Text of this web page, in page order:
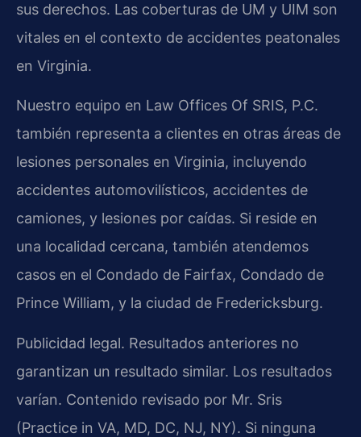
sus derechos. Las coberturas de UM y UIM son
vitales en el contexto de accidentes peatonales
en Virginia.
Nuestro equipo en Law Offices Of SRIS, P.C.
también representa a clientes en otras áreas de
lesiones personales en Virginia, incluyendo
accidentes automovilísticos, accidentes de
camiones, y lesiones por caídas. Si reside en
una localidad cercana, también atendemos
casos en el Condado de Fairfax, Condado de
Prince William, y la ciudad de Fredericksburg.
Publicidad legal. Resultados anteriores no
garantizan un resultado similar. Los resultados
varían. Contenido revisado por Mr. Sris
(Practice in VA, MD, DC, NJ, NY). Si ninguna